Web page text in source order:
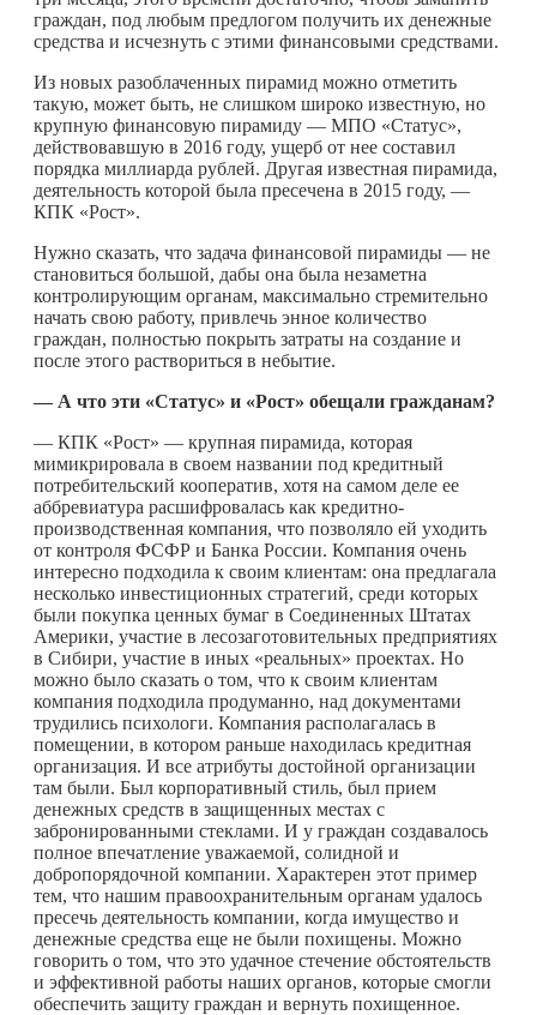
граждан, под любым предлогом получить их денежные
средства и исчезнуть с этими финансовыми средствами.
Из новых разоблаченных пирамид можно отметить
такую, может быть, не слишком широко известную, но
крупную финансовую пирамиду — МПО «Статус»,
действовавшую в 2016 году, ущерб от нее составил
порядка миллиарда рублей. Другая известная пирамида,
деятельность которой была пресечена в 2015 году, —
КПК «Рост».
Нужно сказать, что задача финансовой пирамиды — не
становиться большой, дабы она была незаметна
контролирующим органам, максимально стремительно
начать свою работу, привлечь энное количество
граждан, полностью покрыть затраты на создание и
после этого раствориться в небытие.
— А что эти «Статус» и «Рост» обещали гражданам?
— КПК «Рост» — крупная пирамида, которая
мимикрировала в своем названии под кредитный
потребительский кооператив, хотя на самом деле ее
аббревиатура расшифровалась как кредитно-
производственная компания, что позволяло ей уходить
от контроля ФСФР и Банка России. Компания очень
интересно подходила к своим клиентам: она предлагала
несколько инвестиционных стратегий, среди которых
были покупка ценных бумаг в Соединенных Штатах
Америки, участие в лесозаготовительных предприятиях
в Сибири, участие в иных «реальных» проектах. Но
можно было сказать о том, что к своим клиентам
компания подходила продуманно, над документами
трудились психологи. Компания располагалась в
помещении, в котором раньше находилась кредитная
организация. И все атрибуты достойной организации
там были. Был корпоративный стиль, был прием
денежных средств в защищенных местах с
забронированными стеклами. И у граждан создавалось
полное впечатление уважаемой, солидной и
добропорядочной компании. Характерен этот пример
тем, что нашим правоохранительным органам удалось
пресечь деятельность компании, когда имущество и
денежные средства еще не были похищены. Можно
говорить о том, что это удачное стечение обстоятельств
и эффективной работы наших органов, которые смогли
обеспечить защиту граждан и вернуть похищенное.